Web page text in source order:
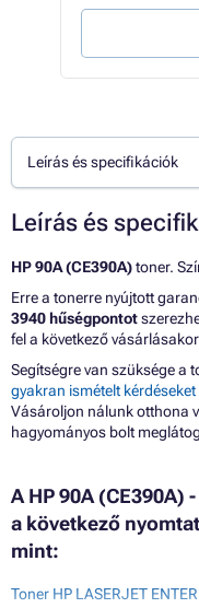
Leírás és specifikációk
Leírás és
HP 90A (CE390A)toner.
Erre a tonerre nyújtott
3940 hűségpontot
fel a következő
Segítségre van szüksége a
gyakran ismételt kérdéseket
Vásároljon nálunk otthona
hagyományos bolt
A HP 90A
a következő
mint:
Toner HP LASERJET